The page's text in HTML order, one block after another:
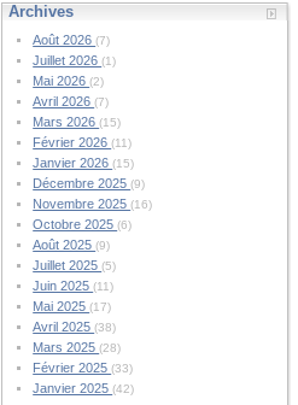
Archives
Août 2026(7)
Juillet 2026(1)
Mai 2026(2)
Avril 2026(7)
Mars 2026(15)
Février 2026(11)
Janvier 2026(15)
Décembre 2025(9)
Novembre 2025(16)
Octobre 2025(6)
Août 2025(9)
Juillet 2025(5)
Juin 2025(11)
Mai 2025(17)
Avril 2025(38)
Mars 2025(28)
Février 2025(33)
Janvier 2025(42)